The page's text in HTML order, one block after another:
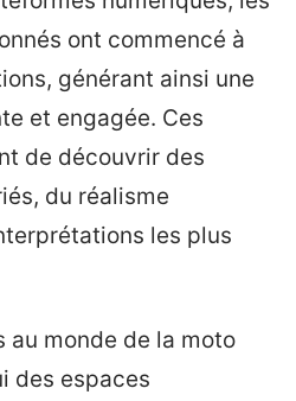
ont commencé à
générant ainsi une
et engagée. Ces
de découvrir des
du réalisme
les plus
au monde de la moto
des espaces